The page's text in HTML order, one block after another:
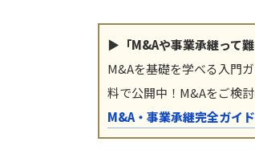
▶「M&Aや事業承継って
M&Aを基礎を学べる入門
料で公開中！M&Aをご検
M&A・事業承継完全ガイ